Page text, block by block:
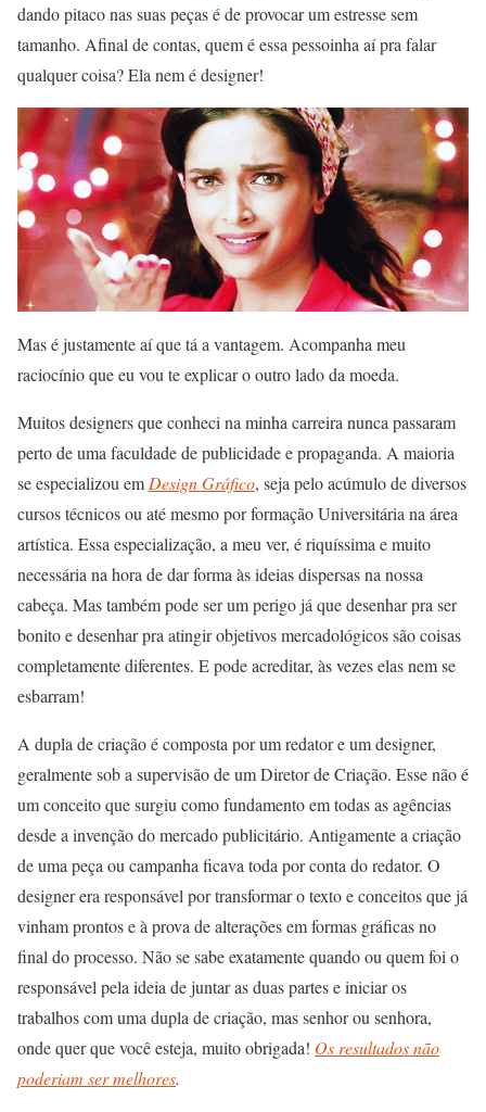
dando pitaco nas suas peças é de provocar um estresse sem
tamanho. Afinal de contas, quem é essa pessoinha aí pra falar
qualquer coisa? Ela nem é designer!
Mas é justamente aí que tá a vantagem. Acompanha meu
raciocínio que eu vou te explicar o outro lado da moeda.
Muitos designers que conheci na minha carreira nunca passaram
perto de uma faculdade de publicidade e propaganda. A maioria
se especializou em Design Gráfico, seja pelo acúmulo de diversos
cursos técnicos ou até mesmo por formação Universitária na área
artística. Essa especialização, a meu ver, é riquíssima e muito
necessária na hora de dar forma às ideias dispersas na nossa
cabeça. Mas também pode ser um perigo já que desenhar pra ser
bonito e desenhar pra atingir objetivos mercadológicos são coisas
completamente diferentes. E pode acreditar, às vezes elas nem se
esbarram!
A dupla de criação é composta por um redator e um designer,
geralmente sob a supervisão de um Diretor de Criação. Esse não é
um conceito que surgiu como fundamento em todas as agências
desde a invenção do mercado publicitário. Antigamente a criação
de uma peça ou campanha ficava toda por conta do redator. O
designer era responsável por transformar o texto e conceitos que já
vinham prontos e à prova de alterações em formas gráficas no
final do processo. Não se sabe exatamente quando ou quem foi o
responsável pela ideia de juntar as duas partes e iniciar os
trabalhos com uma dupla de criação, mas senhor ou senhora,
onde quer que você esteja, muito obrigada! Os resultados não
poderiam ser melhores.